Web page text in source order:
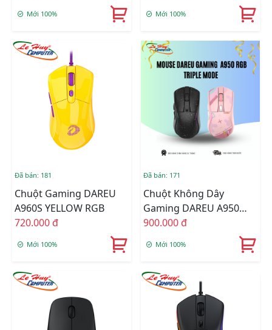
Mới 100% Mới 100%
Đã bán: 181
Chuột Gaming DAREU
A960S YELLOW RGB
720.000 đ
Mới 100%
Đã bán: 171
Chuột Không Dây
Gaming DAREU A950
RGB TRIPLE MODE
900.000 đ
Mới 100%